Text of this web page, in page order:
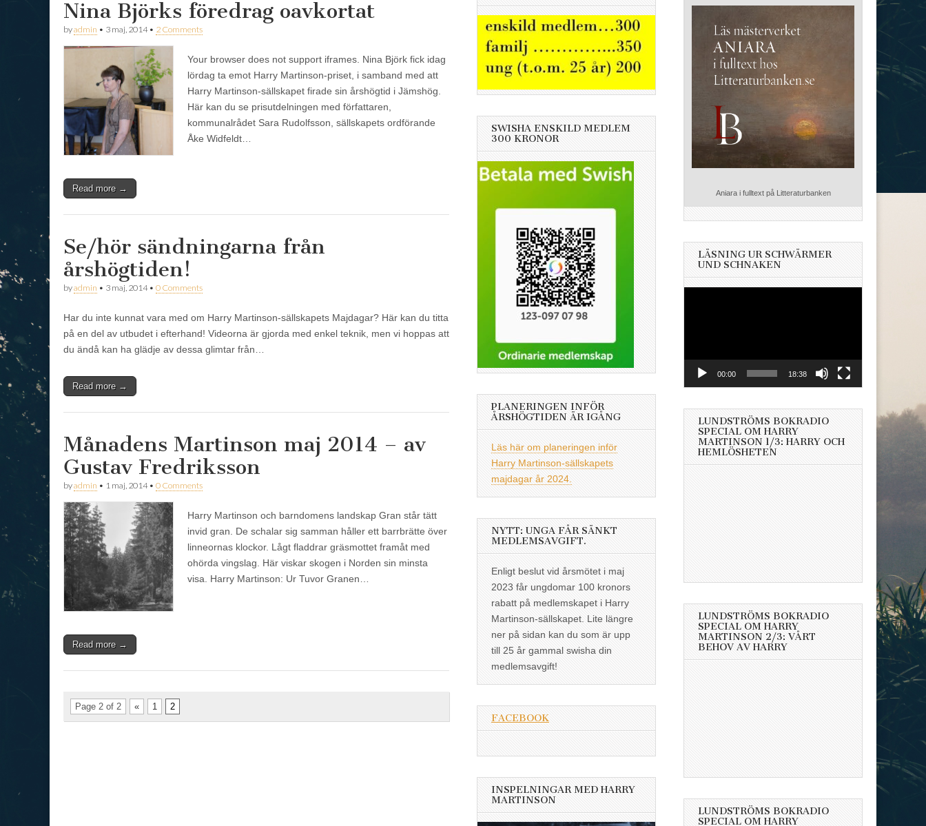
Nina Björks föredrag oavkortat
byadmin • 3 maj, 2014• 2 Comments
Your browser does not support iframes. Nina Björk fick idag
lördag ta emot Harry Martinson-priset, i samband med att
Harry Martinson-sällskapet firade sin årshögtid i Jämshög.
Här kan du se prisutdelningen med författaren,
kommunalrådet Sara Rudolfsson, sällskapets ordförande
Åke Widfeldt…
Read more →
Se/hör sändningarna från
årshögtiden!
byadmin • 3 maj, 2014• 0 Comments
Har du inte kunnat vara med om Harry Martinson-sällskapets Majdagar? Här kan du titta
på en del av utbudet i efterhand! Videorna är gjorda med enkel teknik, men vi hoppas att
du ändå kan ha glädje av dessa glimtar från…
Read more →
Månadens Martinson maj 2014 – av
Gustav Fredriksson
byadmin • 1 maj, 2014• 0 Comments
Harry Martinson och barndomens landskap Gran står tätt
invid gran. De schalar sig samman håller ett barrbrätte över
linneornas klockor. Lågt fladdrar gräsmottet framåt med
ohörda vingslag. Här viskar skogen i Norden sin minsta
visa. Harry Martinson: Ur Tuvor Granen…
Read more →
Page 2 of 2 « 1 2
SWISHA ENSKILD MEDLEM
300 KRONOR
PLANERINGEN INFÖR
ÅRSHÖGTIDEN ÄR IGÅNG
Läs här om planeringen inför
Harry Martinson-sällskapets
majdagar år 2024.
NYTT: UNGA FÅR SÄNKT
MEDLEMSAVGIFT.
Enligt beslut vid årsmötet i maj
2023 får ungdomar 100 kronors
rabatt på medlemskapet i Harry
Martinson-sällskapet. Lite längre
ner på sidan kan du som är upp
till 25 år gammal swisha din
medlemsavgift!
FACEBOOK
INSPELNINGAR MED HARRY
MARTINSON
Aniara i fulltext på Litteraturbanken
LÄSNING UR SCHWÄRMER
UND SCHNAKEN
00:00 18:38
LUNDSTRÖMS BOKRADIO
SPECIAL OM HARRY
MARTINSON 1/3: HARRY OCH
HEMLÖSHETEN
LUNDSTRÖMS BOKRADIO
SPECIAL OM HARRY
MARTINSON 2/3: VÅRT
BEHOV AV HARRY
LUNDSTRÖMS BOKRADIO
SPECIAL OM HARRY